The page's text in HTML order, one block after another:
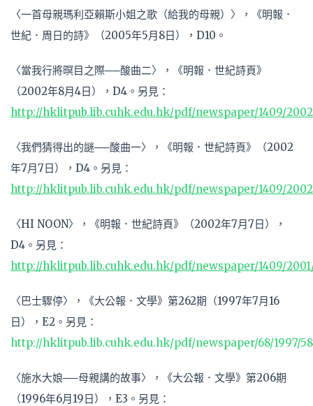
〈一首母親瑪利亞賴斯小姐之歌（給我的母親）〉，《明報．
世紀．周日的詩》（2005年5月8日），D10。
〈當我行將暝目之際──酸曲二〉，《明報．世紀詩頁》
（2002年8月4日），D4。另見：
http://hklitpub.lib.cuhk.edu.hk/pdf/newspaper/1409/
〈我們猜得出的謎──酸曲一〉，《明報．世紀詩頁》（2002
年7月7日），D4。另見：
http://hklitpub.lib.cuhk.edu.hk/pdf/newspaper/1409/
〈HI NOON〉，《明報．世紀詩頁》（2002年7月7日），
D4。另見：
http://hklitpub.lib.cuhk.edu.hk/pdf/newspaper/1409/
〈巴士驟停〉，《大公報．文學》第262期（1997年7月16
日），E2。另見：
http://hklitpub.lib.cuhk.edu.hk/pdf/newspaper/68/1997/
〈施水大娘──母親講的故事〉，《大公報．文學》第206期
（1996年6月19日），E3。另見：